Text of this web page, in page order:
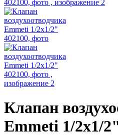
Клапан
Emmeti 1/2х1/